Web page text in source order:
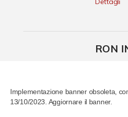
RON
Implementazione banner obsoleta,
13/10/2023. Aggiornare il banner.